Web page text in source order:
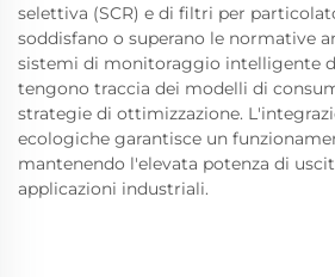
selettiva (SCR) e di filtri per
soddisfano o superano le normative
sistemi di monitoraggio intelligente
tengono traccia dei modelli di
strategie di ottimizzazione.
ecologiche garantisce un
mantenendo l'elevata potenza di
applicazioni industriali.